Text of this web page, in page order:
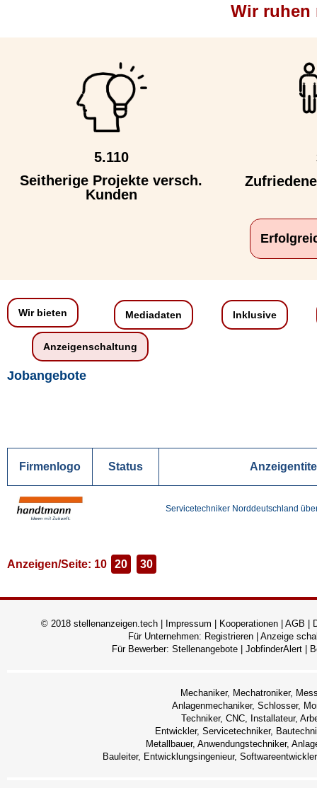
Wir ruhen
5.110
Seitherige Projekte versch.
Kunden
Wir bieten Mediadaten Inklusive
Anzeigenschaltung
Jobangebote
Firmenlogo Status
Servicetechniker Norddeutschland
Anzeigen/Seite: 10 20 30
© 2018 stellenanzeigen.tech | Impressum | Kooperationen | AGB |
Für Unternehmen: Registrieren |Anzeige
Für Bewerber:Stellenangebote |JobfinderAlert |
Mechaniker, Mechatroniker,
Anlagenmechaniker, Schlosser,
Techniker, CNC, Installateur,
Entwickler, Servicetechniker,
Metallbauer, Anwendungstechniker,
Bauleiter, Entwicklungsingenieur,